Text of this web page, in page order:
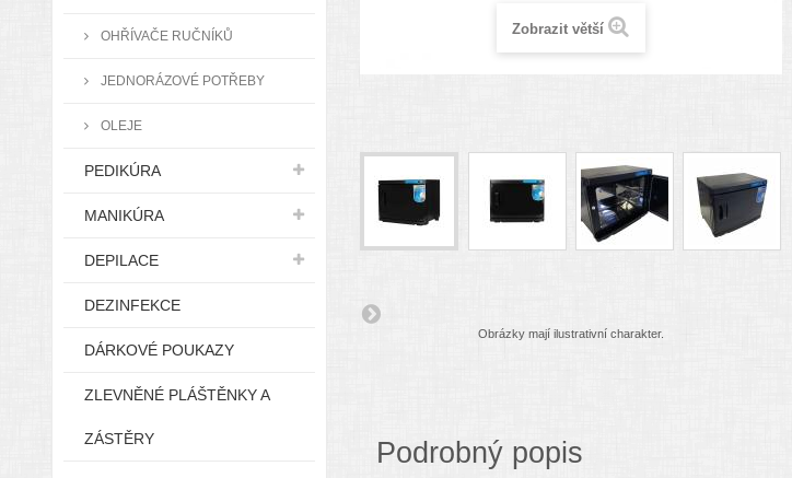
OHŘÍVAČE RUČNÍKŮ
JEDNORÁZOVÉ POTŘEBY
OLEJE
PEDIKÚRA
MANIKÚRA
DEPILACE
DEZINFEKCE
DÁRKOVÉ POUKAZY
ZLEVNĚNÉ PLÁŠTĚNKY A
ZÁSTĚRY
Zobrazit větší
Obrázky mají ilustrativní charakter.
Podrobný popis